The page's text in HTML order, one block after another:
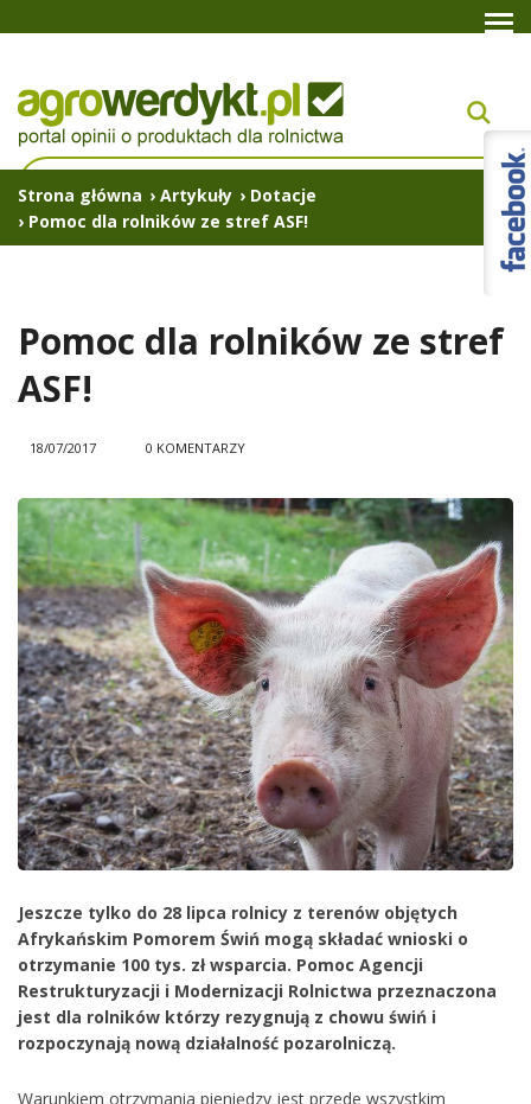
Strona główna › Artykuły › Dotacje
› Pomoc dla rolników ze stref ASF!
Pomoc dla rolników ze stref
ASF!
18/07/2017 0 KOMENTARZY
Jeszcze tylko do 28 lipca rolnicy z terenów objętych
Afrykańskim Pomorem Świń mogą składać wnioski o
otrzymanie 100 tys. zł wsparcia. Pomoc Agencji
Restrukturyzacji i Modernizacji Rolnictwa przeznaczona
jest dla rolników którzy rezygnują z chowu świń i
rozpoczynają nową działalność pozarolniczą.
Warunkiem otrzymania pieniędzy jest przede wszystkim